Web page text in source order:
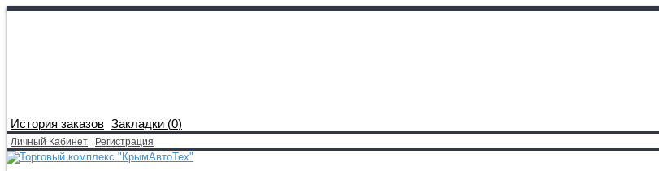
История заказов Закладки (0)
Личный Кабинет Регистрация